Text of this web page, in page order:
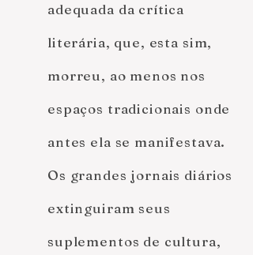
adequada da crítica
literária, que, esta sim,
morreu, ao menos nos
espaços tradicionais onde
antes ela se manifestava.
Os grandes jornais diários
extinguiram seus
suplementos de cultura,